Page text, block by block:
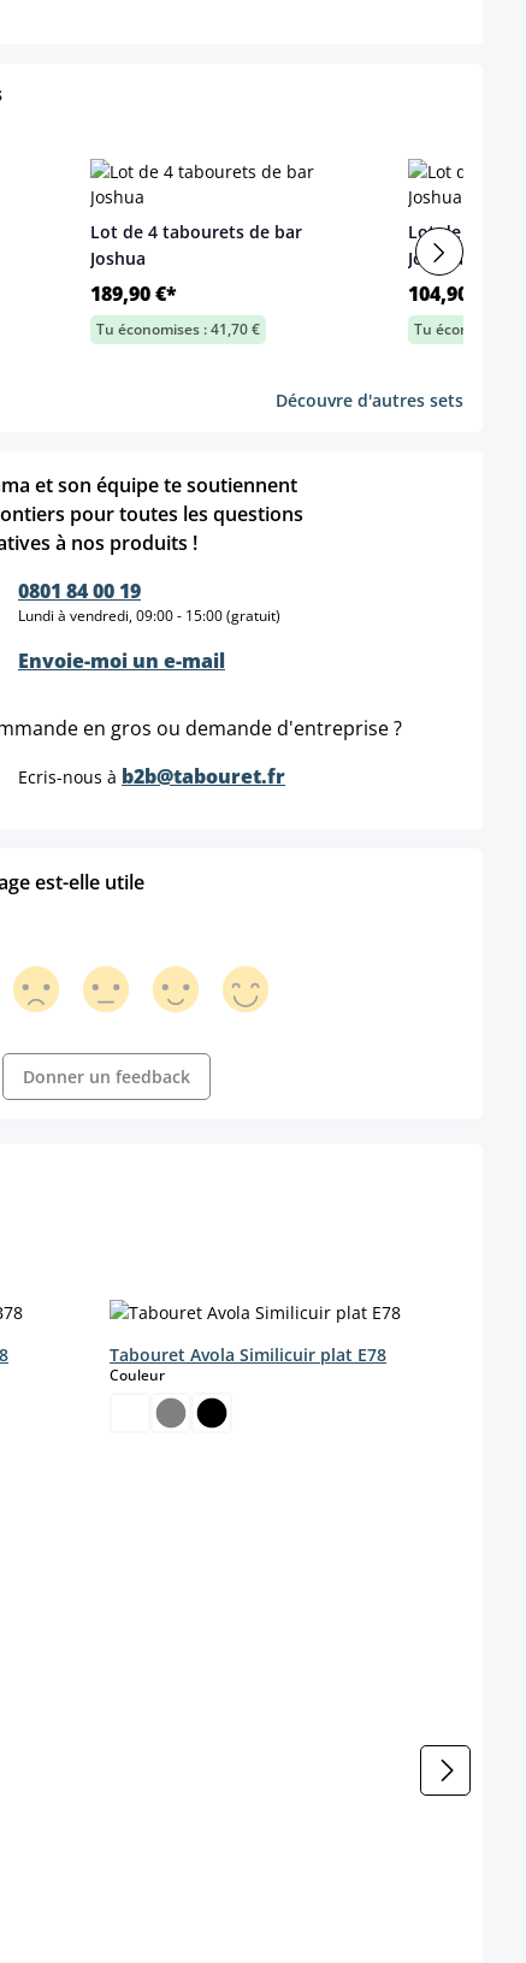
Lot de 4 tabourets de bar
Joshua
189,90 €*
Tu économises : 41,70 €
Lot de 2
Joshua V2 en
104,90 €*
Tu économises
Découvre d'autres sets
et son équipe te soutiennent
pour toutes les questions
à nos produits !
0801 84 00 19
Lundi à vendredi, 09:00 - 15:00 (gratuit)
Envoie-moi un e-mail
en gros ou demande d'entreprise ?
Ecris-nous à b2b@tabouret.fr
est-elle utile
Donner un feedback
Tabouret Avola Similicuir plat E78
Couleurselect